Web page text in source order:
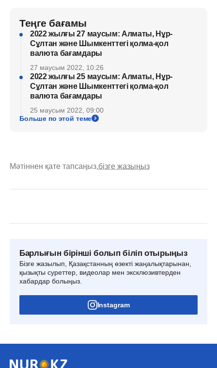
Теңге бағамы
2022 жылғы 27 маусым: Алматы, Нұр-
Сұлтан және Шымкенттегі қолма-қол
валюта бағамдары
27 маусым 2022, 10:26
2022 жылғы 25 маусым: Алматы, Нұр-
Сұлтан және Шымкенттегі қолма-қол
валюта бағамдары
25 маусым 2022, 09:00
Больше по этой теме
Мәтіннен қате тапсаңыз,бізге жазыңыз
Барлығын бірінші болып біліп отырыңыз
Бізге жазылып, Қазақстанның өзекті жаңалықтарынан,
қызықты суреттер, видеолар мен эксклюзивтерден
хабардар болыңыз.
Instagram